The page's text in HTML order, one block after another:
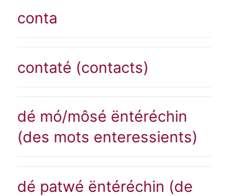
conta
contaté (contacts)
dé mó/môsé ëntéréchin
(des mots enteressients)
dé patwé ëntéréchin (de